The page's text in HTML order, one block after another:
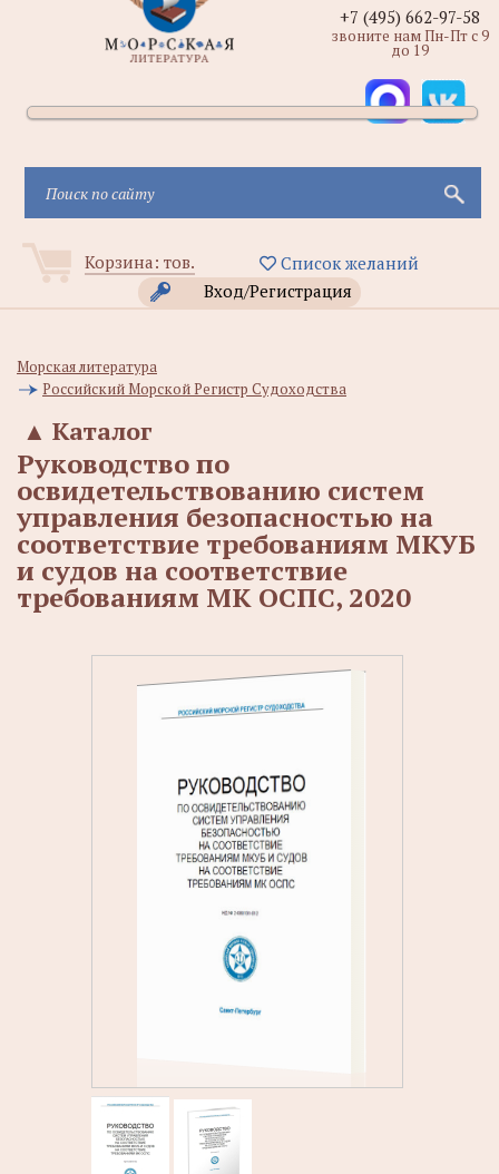
Корзина: тов.
Список желаний
Вход/Регистрация
+7 (495) 662-97-58
звоните нам Пн-Пт с 9
до 19
Морская литература
Российский Морской Регистр Судоходства
Каталог
▲
Руководство по
освидетельствованию систем
управления безопасностью на
соответствие требованиям МКУБ
и судов на соответствие
требованиям МК ОСПС, 2020